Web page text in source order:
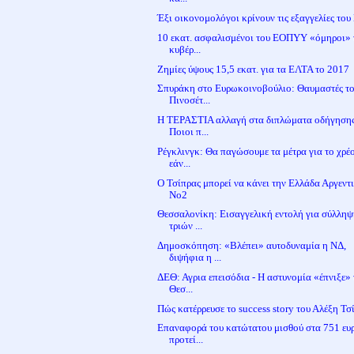
Έξι οικονομολόγοι κρίνουν τις εξαγγελίες
10 εκατ. ασφαλισμένοι του ΕΟΠΥΥ «όμηροι»
κυβέρ...
Ζημίες ύψους 15,5 εκατ. για τα ΕΛΤΑ το 2017
Σπυράκη στο Ευρωκοινοβούλιο: Θαυμαστές
Πινοσέτ...
Η ΤΕΡΑΣΤΙΑ αλλαγή στα διπλώματα
Ποιοι π...
Ρέγκλινγκ: Θα παγώσουμε τα μέτρα για το
εάν...
Ο Τσίπρας μπορεί να κάνει την Ελλάδα
Νο2
Θεσσαλονίκη: Εισαγγελική εντολή για
τριών ...
Δημοσκόπηση: «Βλέπει» αυτοδυναμία η ΝΔ,
διψήφια η ...
ΔΕΘ: Αγρια επεισόδια - Η αστυνομία «έπνιξε»
Θεσ...
Πώς κατέρρευσε το success story του Αλέξη
Επαναφορά του κατώτατου μισθού στα 751
προτεί...